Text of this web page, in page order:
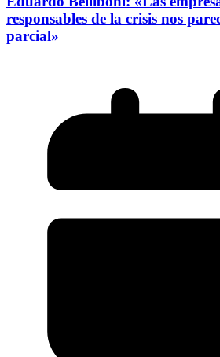
responsables de la crisis nos
parcial»